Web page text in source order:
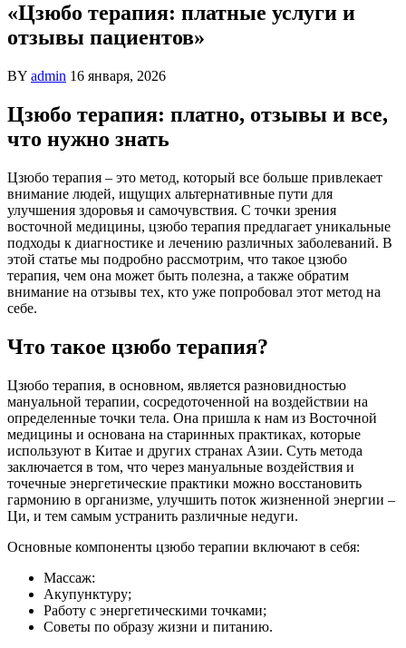
«Цзюбо терапия: платные услуги и
отзывы пациентов»
BY admin 16 января, 2026
Цзюбо терапия: платно, отзывы и все,
что нужно знать
Цзюбо терапия – это метод, который все больше привлекает
внимание людей, ищущих альтернативные пути для
улучшения здоровья и самочувствия. С точки зрения
восточной медицины, цзюбо терапия предлагает уникальные
подходы к диагностике и лечению различных заболеваний. В
этой статье мы подробно рассмотрим, что такое цзюбо
терапия, чем она может быть полезна, а также обратим
внимание на отзывы тех, кто уже попробовал этот метод на
себе.
Что такое цзюбо терапия?
Цзюбо терапия, в основном, является разновидностью
мануальной терапии, сосредоточенной на воздействии на
определенные точки тела. Она пришла к нам из Восточной
медицины и основана на старинных практиках, которые
используют в Китае и других странах Азии. Суть метода
заключается в том, что через мануальные воздействия и
точечные энергетические практики можно восстановить
гармонию в организме, улучшить поток жизненной энергии –
Ци, и тем самым устранить различные недуги.
Основные компоненты цзюбо терапии включают в себя:
Массаж:
Акупунктуру;
Работу с энергетическими точками;
Советы по образу жизни и питанию.